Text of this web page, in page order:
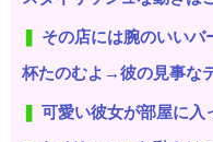
その店には腕のいいバ
杯たのむよ→彼の見事な
可愛い彼女が部屋に